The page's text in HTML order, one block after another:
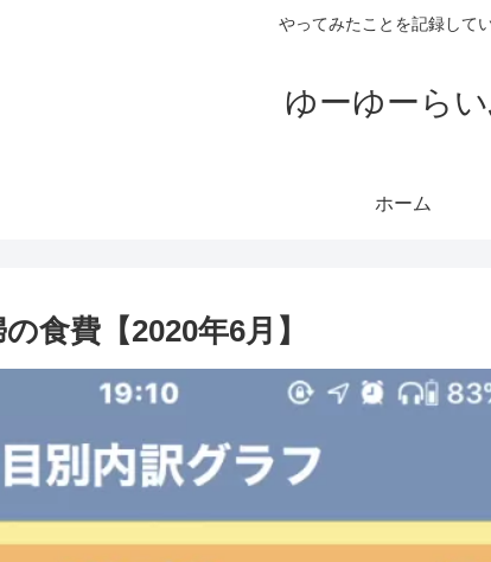
やってみたことを記録して
ゆーゆーら
ホーム
食費【2020年6月】